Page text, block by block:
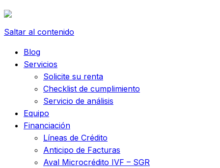
Saltar al contenido
Blog
Servicios
Solicite su renta
Checklist de cumplimiento
Servicio de análisis
Equipo
Financiación
Líneas de Crédito
Anticipo de Facturas
Aval Microcrédito IVF – SGR